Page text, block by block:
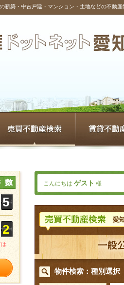
新築・中古戸建・マンション・土地などの不動産
こんにちは ゲスト 様
物件検索：種別選択
5
2